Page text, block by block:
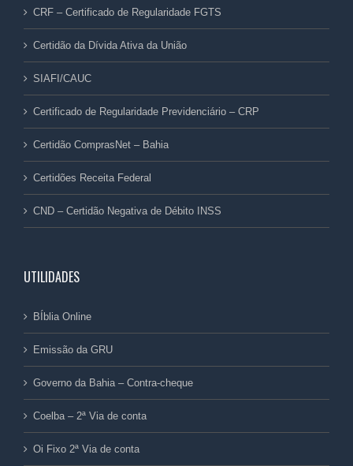
CRF – Certificado de Regularidade FGTS
Certidão da Dívida Ativa da União
SIAFI/CAUC
Certificado de Regularidade Previdenciário – CRP
Certidão ComprasNet – Bahia
Certidões Receita Federal
CND – Certidão Negativa de Débito INSS
UTILIDADES
BÍblia Online
Emissão da GRU
Governo da Bahia – Contra-cheque
Coelba – 2ª Via de conta
Oi Fixo 2ª Via de conta